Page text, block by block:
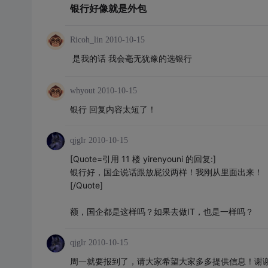
银行好像就是外包
Ricoh_lin 2010-10-15
是我的话 我会毫无犹豫的选银行
whyout 2010-10-15
银行 回复内容太短了！
qjglr 2010-10-15
[Quote=引用 11 楼 yirenyouni 的回复:]
银行好，国企说话跟放屁没两样！我刚从里面出来！
[/Quote]
额，国企都是这样吗？如果去做IT，也是一样吗？
qjglr 2010-10-15
周一就要报到了，请大家希望大家多多提供信息！谢